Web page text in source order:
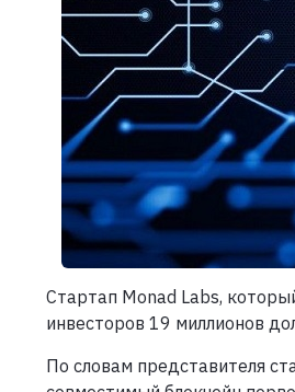
Стартап Monad Labs,
инвесторов 19 миллионов
По словам представителя